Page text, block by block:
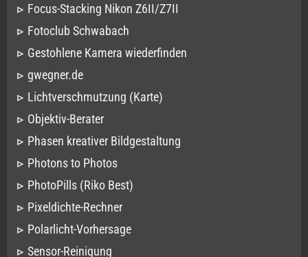
Focus-Stacking Nikon Z6II/Z7II
Fotoclub Schwabach
Gestohlene Kamera wiederfinden
gwegner.de
Lichtverschmutzung (Karte)
Objektiv-Berater
Phasen kreativer Bildgestaltung
Photons to Photos
PhotoPills (Riko Best)
Pixeldichte-Rechner
Polarlicht-Vorhersage
Sensor-Reinigung